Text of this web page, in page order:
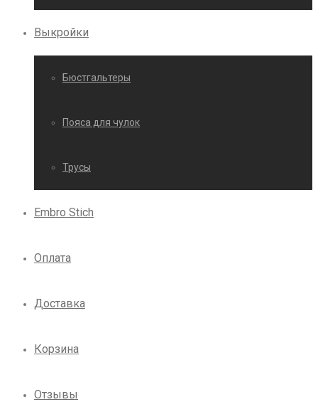
Выкройки
Бюстгальтеры
Пояса для чулок
Трусы
Embro Stich
Оплата
Доставка
Корзина
Отзывы